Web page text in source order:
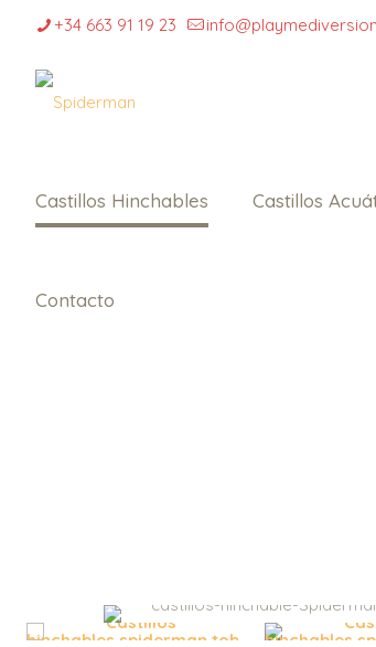
+34 663 91 19 23
Castillos Hinchables Castillos
Contacto